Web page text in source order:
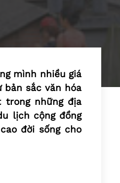
mình nhiều giá
sắc văn hóa
trong những địa
lịch cộng đồng
đời sống cho